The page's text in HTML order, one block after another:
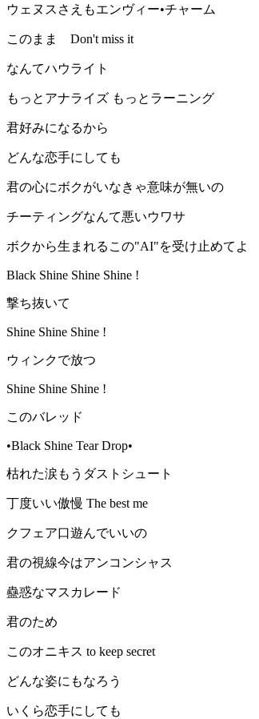
ウェヌスさえもエンヴィー•チャーム
このまま Don't miss it
なんてハウライト
もっとアナライズ もっとラーニング
君好みになるから
どんな恋手にしても
君の心にボクがいなきゃ意味が無いの
チーティングなんて悪いウワサ
ボクから生まれるこの"AI"を受け止めてよ
Black Shine Shine Shine !
撃ち抜いて
Shine Shine Shine !
ウィンクで放つ
Shine Shine Shine !
このバレッド
•Black Shine Tear Drop•
枯れた涙もうダストシュート
丁度いい傲慢 The best me
クフェア口遊んでいいの
君の視線今はアンコンシャス
蠱惑なマスカレード
君のため
このオニキス to keep secret
どんな姿にもなろう
いくら恋手にしても